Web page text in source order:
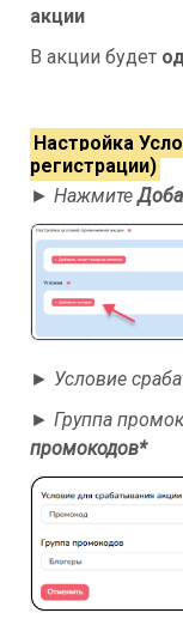
акции
В акции будет
Настройка
регистрации)
► Нажмите
► Условие
► Группа
промокодов*